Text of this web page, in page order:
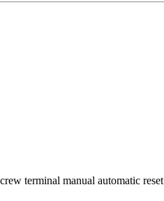
terminal manual automatic reset